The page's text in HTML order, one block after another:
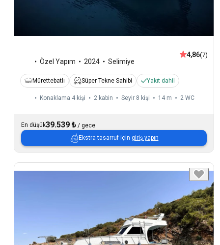
Özel Yapım 2024 Selimiye
4,86(7)
Mürettebatlı Süper Tekne Sahibi Yakıt dahil
Konaklama 4 kişi 2 kabin Seyir 8 kişi 14 m 2 WC
En düşük39.539 ₺ / gece
Ekstra tasarruf için giriş yapın